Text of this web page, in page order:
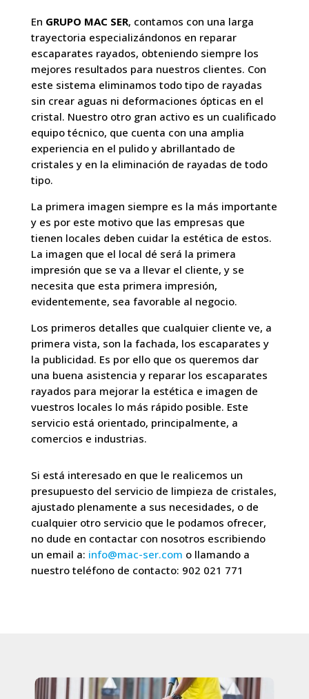
En GRUPO MAC SER, contamos con una larga
trayectoria especializándonos en reparar
escaparates rayados, obteniendo siempre los
mejores resultados para nuestros clientes. Con
este sistema eliminamos todo tipo de rayadas
sin crear aguas ni deformaciones ópticas en el
cristal. Nuestro otro gran activo es un cualificado
equipo técnico, que cuenta con una amplia
experiencia en el pulido y abrillantado de
cristales y en la eliminación de rayadas de todo
tipo.
La primera imagen siempre es la más importante
y es por este motivo que las empresas que
tienen locales deben cuidar la estética de estos.
La imagen que el local dé será la primera
impresión que se va a llevar el cliente, y se
necesita que esta primera impresión,
evidentemente, sea favorable al negocio.
Los primeros detalles que cualquier cliente ve, a
primera vista, son la fachada, los escaparates y
la publicidad. Es por ello que os queremos dar
una buena asistencia y reparar los escaparates
rayados para mejorar la estética e imagen de
vuestros locales lo más rápido posible. Este
servicio está orientado, principalmente, a
comercios e industrias.
Si está interesado en que le realicemos un
presupuesto del servicio de limpieza de cristales,
ajustado plenamente a sus necesidades, o de
cualquier otro servicio que le podamos ofrecer,
no dude en contactar con nosotros escribiendo
un email a: info@mac-ser.com o llamando a
nuestro teléfono de contacto: 902 021 771